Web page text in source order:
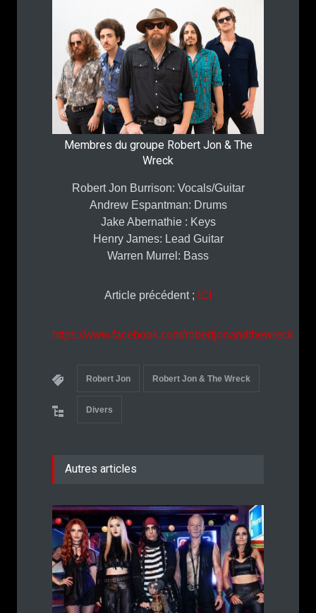
Membres du groupe Robert Jon & The
Wreck
Robert Jon Burrison: Vocals/Guitar
Andrew Espantman: Drums
Jake Abernathie : Keys
Henry James: Lead Guitar
Warren Murrel: Bass
Article précédent ; ICI
https://www.facebook.com/robertjonandthewreck
Robert Jon Robert Jon & The Wreck
Divers
Autres articles